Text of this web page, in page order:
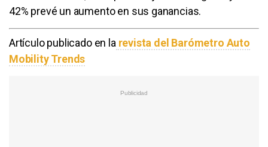
42% prevé un aumento en sus ganancias.
Artículo publicado en la revista del Barómetro Auto
Mobility Trends